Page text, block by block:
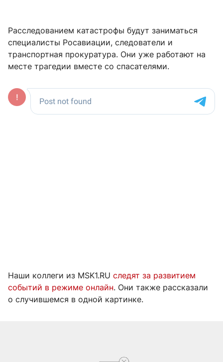
Расследованием катастрофы будут заниматься
специалисты Росавиации, следователи и
транспортная прокуратура. Они уже работают на
месте трагедии вместе со спасателями.
Наши коллеги из MSK1.RU следят за развитием
событий в режиме онлайн. Они также рассказали
о случившемся в одной картинке.